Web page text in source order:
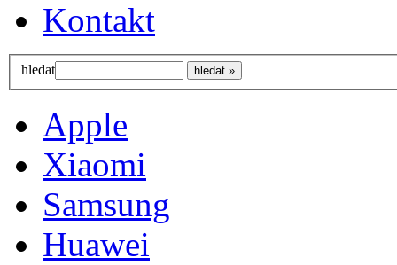
Kontakt
hledat
Apple
Xiaomi
Samsung
Huawei